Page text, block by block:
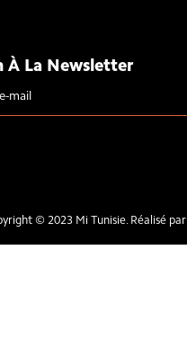
À La Newsletter
© 2023 Mi Tunisie. Réalisé par